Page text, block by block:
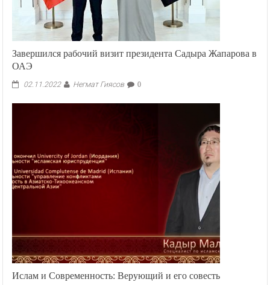
Завершился рабочий визит президента Садыра Жапарова в
ОАЭ
02.11.2022 Негмат Гиясов 0
Ислам и Современность: Верующий и его совесть